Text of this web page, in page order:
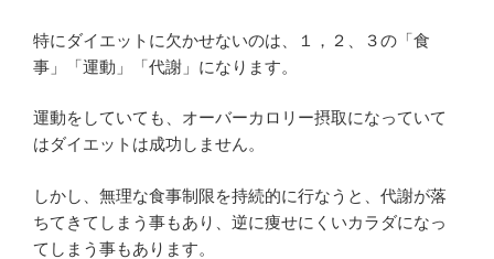
特にダイエットに欠かせないのは、１，２、３の「食
事」「運動」「代謝」になります。
運動をしていても、オーバーカロリー摂取になっていて
はダイエットは成功しません。
しかし、無理な食事制限を持続的に行なうと、代謝が落
ちてきてしまう事もあり、逆に痩せにくいカラダになっ
てしまう事もあります。